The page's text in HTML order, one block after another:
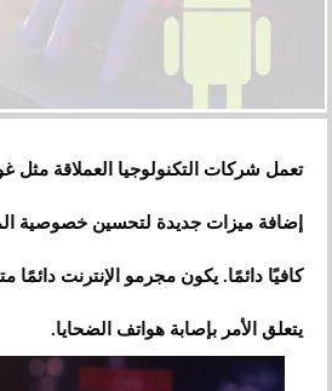
تعمل شركات التكنولوجيا العملاقة مثل
إضافة ميزات جديدة لتحسين خصوصية
كافيًا دائمًا. يكون مجرمو الإنترنت
يتعلق الأمر بإصابة هواتف الضحايا.